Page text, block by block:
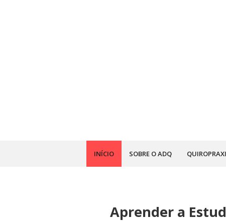
INÍCIO SOBRE O ADQ
Aprender a